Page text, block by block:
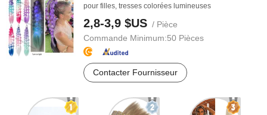
pour filles, tresses colorées lumineuses
2,8-3,9 $US / Pièce
Commande Minimum:50 Pièces
Contacter Fournisseur